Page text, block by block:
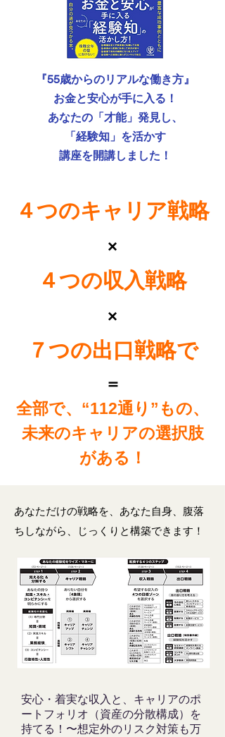
『55歳からのリアルな働き方』
お金と安心が手に入る！
あなたの「才能」発見し、
「経験知」を活かす
講座を開講しました！
４つのキャリア戦略
×
４つの収入戦略
×
７つの出口戦略で
＝
全部で、“112通り”もの、
未来のキャリアの選択肢
がある！
あなただけの戦略を、あなた自身、腹落
ちしながら、じっくりと構築できます！
安心・着実な収入と、キャリアのポ
ートフォリオ（資産の分散構成）を
持てる！〜想定外のリスク対策も万